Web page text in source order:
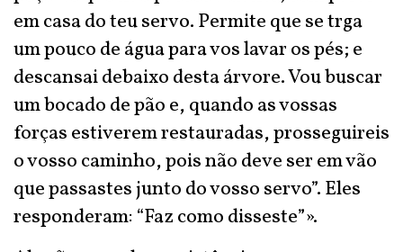
em casa do teu servo. Permite que se trga
um pouco de água para vos lavar os pés; e
descansai debaixo desta árvore. Vou buscar
um bocado de pão e, quando as vossas
forças estiverem restauradas, prosseguireis
o vosso caminho, pois não deve ser em vão
que passastes junto do vosso servo”. Eles
responderam: “Faz como disseste”».